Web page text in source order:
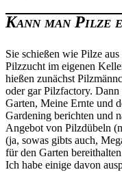
Kann man Pilze
Sie schießen wie Pilze
Pilzzucht im eigenen
hießen zunächst
oder gar Pilzfactory.
Garten, Meine Ernte und
Gardening berichten und
Angebot von Pilzdübeln
(ja, sowas gibts auch,
für den Garten
Ich habe einige davon